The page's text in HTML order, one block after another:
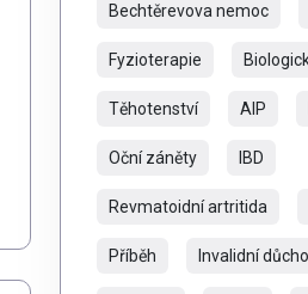
Bechtěrevova nemoc
Fyzioterapie
Těhotenství AIP
Oční záněty IBD
Revmatoidní artritida
Příběh Invalidní